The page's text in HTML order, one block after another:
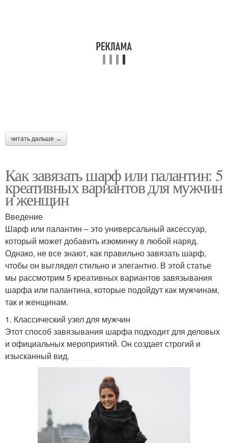
читать дальше →
Как завязать шарф или палантин: 5
креативных вариантов для мужчин
и женщин
Введение
Шарф или палантин – это универсальный аксессуар,
который может добавить изюминку в любой наряд.
Однако, не все знают, как правильно завязать шарф,
чтобы он выглядел стильно и элегантно. В этой статье
мы рассмотрим 5 креативных вариантов завязывания
шарфа или палантина, которые подойдут как мужчинам,
так и женщинам.
1. Классический узел для мужчин
Этот способ завязывания шарфа подходит для деловых
и официальных мероприятий. Он создает строгий и
изысканный вид.